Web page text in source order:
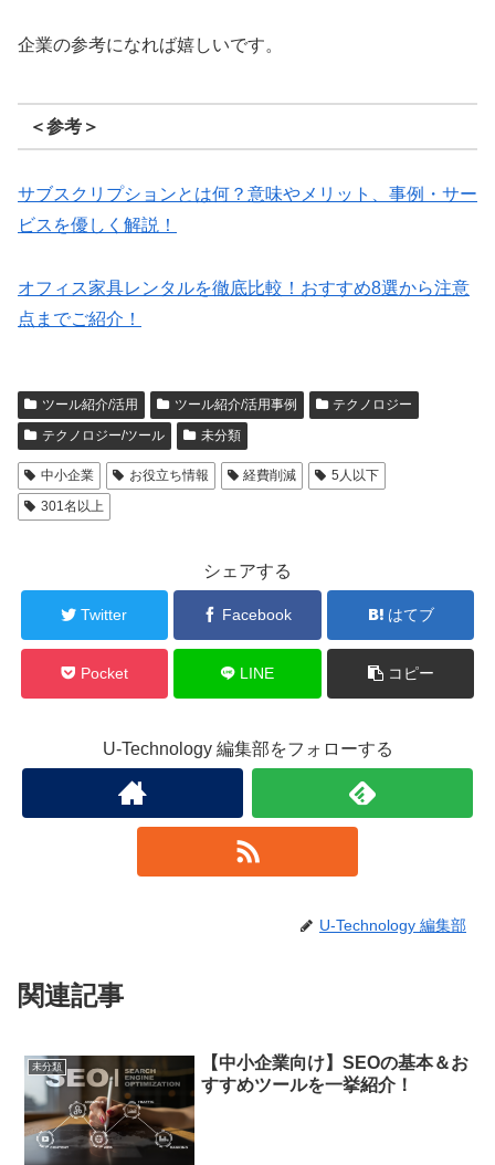
企業の参考になれば嬉しいです。
＜参考＞
サブスクリプションとは何？意味やメリット、事例・サー
ビスを優しく解説！
オフィス家具レンタルを徹底比較！おすすめ8選から注意
点までご紹介！
ツール紹介/活用 ツール紹介/活用事例
テクノロジー
テクノロジー/ツール
未分類
中小企業 お役立ち情報 経費削減
5人以下
301名以上
シェアする
Twitter Facebook はてブ
Pocket LINE コピー
U-Technology 編集部をフォローする
U-Technology 編集部
関連記事
未分類
【中小企業向け】SEOの基本＆お
すすめツールを一挙紹介！